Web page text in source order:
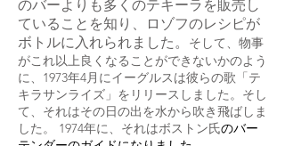
のバーよりも多くのテキーラを販売し
ていることを知り、ロゾフのレシピが
ボトルに入れられました。 そして、物事
がこれ以上良くなることができないかのよう
に、1973年4月にイーグルスは彼らの歌「テ
キラサンライズ」をリリースしました。そし
て、それはその日の出を水から吹き飛ばしま
した。 1974年に、それはボストン氏のバー